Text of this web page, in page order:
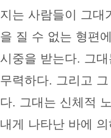
지는 사람들이 그대
을 질 수 없는 형편
시중을 받는다. 그
무력하다. 그리고
다. 그대는 신체적
내게 나타난 바에